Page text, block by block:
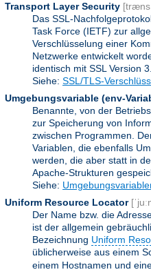
Transport Layer Security
Das SSL-
Task Force (IETF) zur
Verschlüsselung einer
Netzwerke entwickelt
identisch mit SSL Version 3.
Siehe: SSL/TLS-
Umgebungsvariable (env-
Benannte, von der
zur Speicherung von
zwischen Programmen.
Variablen, die ebenfalls
werden, die aber statt in
Apache-Strukturen
Siehe:
Uniform Resource Locator
Der Name bzw. die
ist der allgemein
Bezeichnung Uniform
üblicherweise aus einem
einem Hostnamen und